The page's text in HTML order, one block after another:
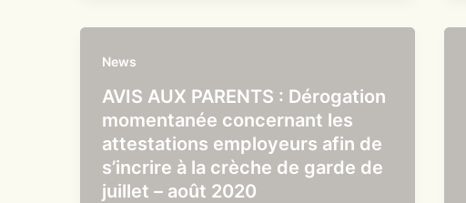
News
AVIS AUX PARENTS : Dérogation
momentanée concernant les
attestations employeurs afin de
s’incrire à la crèche de garde de
juillet – août 2020